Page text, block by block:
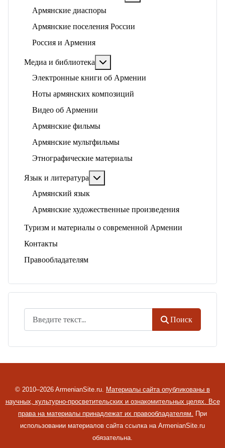
Армянские диаспоры
Армянские поселения России
Россия и Армения
Медиа и библиотека
Электронные книги об Армении
Ноты армянских композиций
Видео об Армении
Армянские фильмы
Армянские мультфильмы
Этнографические материалы
Язык и литература
Армянский язык
Армянские художественные произведения
Туризм и материалы о современной Армении
Контакты
Правообладателям
Поиск
© 2010–2026 ArmenianSite.ru. Материалы сайта опубликованы в
научных, культурно-просветительских и ознакомительных целях. Все
права на материалы принадлежат их правообладателям. При
использовании материалов сайта ссылка на ArmenianSite.ru
обязательна.